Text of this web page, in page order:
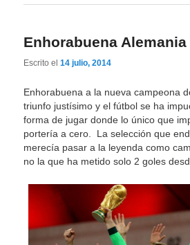
Enhorabuena Alemania
Escrito el14 julio, 2014
Enhorabuena a la nueva campeona
triunfo justísimo y el fútbol se ha
forma de jugar donde lo único que
portería a cero. La selección que
merecía pasar a la leyenda como
no la que ha metido solo 2 goles